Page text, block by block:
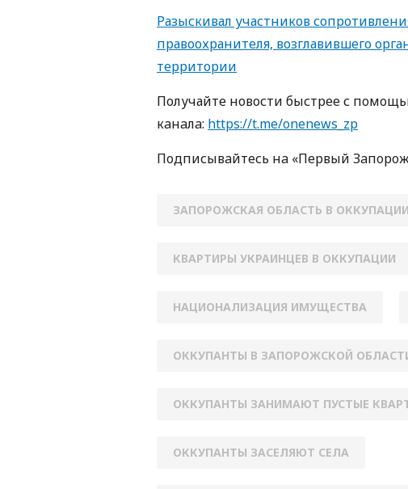
Разыскивал участников
правоохранителя, возглавившего
территории
Получайте новости быстрее с
кaнaлa: https://t.me/onenews_zp
Пoдписывaйтесь нa «Первый
ЗАПОРОЖСКАЯ ОБЛАСТЬ В ОККУПАЦИИ
КВАРТИРЫ УКРАИНЦЕВ В ОККУПАЦИИ
НАЦИОНАЛИЗАЦИЯ ИМУЩЕСТВА
ОККУПАНТЫ В ЗАПОРОЖСКОЙ
ОККУПАНТЫ ЗАНИМАЮТ ПУСТЫЕ
ОККУПАНТЫ ЗАСЕЛЯЮТ СЕЛА